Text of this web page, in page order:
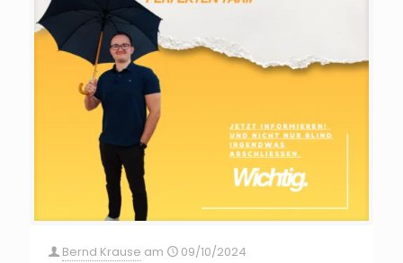
Bernd Krause am 09/10/2024